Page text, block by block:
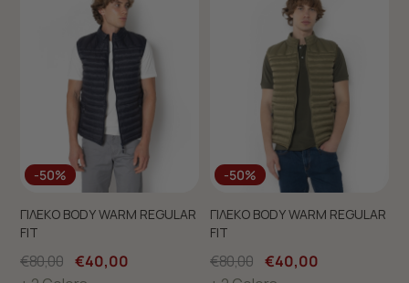
-50%
ΓΙΛΕΚΟ BODY WARM REGULAR
FIT
€80,00 €40,00
-50%
ΓΙΛΕΚΟ BODY WARM REGULAR
FIT
€80,00 €40,00